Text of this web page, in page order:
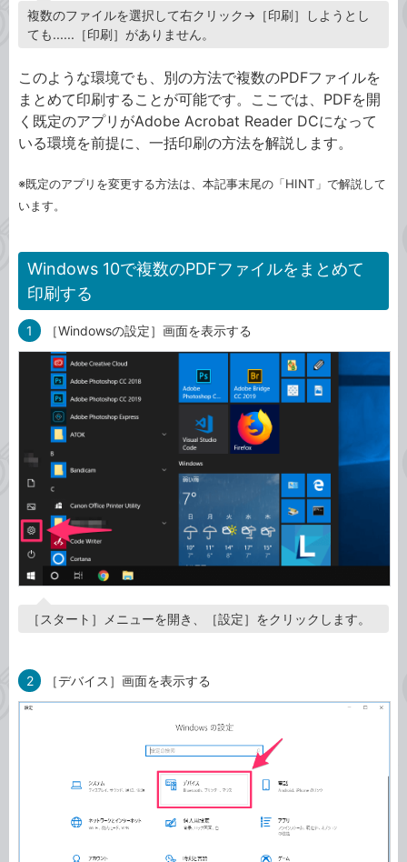
複数のファイルを選択して右クリック→［印刷］しようとし
ても......［印刷］がありません。
このような環境でも、別の方法で複数のPDFファイルを
まとめて印刷することが可能です。ここでは、PDFを開
く既定のアプリがAdobe Acrobat Reader DCになって
いる環境を前提に、一括印刷の方法を解説します。
※既定のアプリを変更する方法は、本記事末尾の「HINT」で解説して
います。
Windows 10で複数のPDFファイルをまとめて
印刷する
1 ［Windowsの設定］画面を表示する
［スタート］メニューを開き、［設定］をクリックします。
2 ［デバイス］画面を表示する